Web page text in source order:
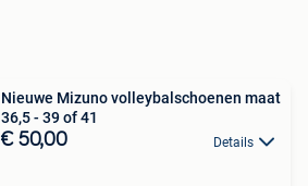
Nieuwe Mizuno volleybalschoenen maat
36,5 - 39 of 41
€ 50,00 Details